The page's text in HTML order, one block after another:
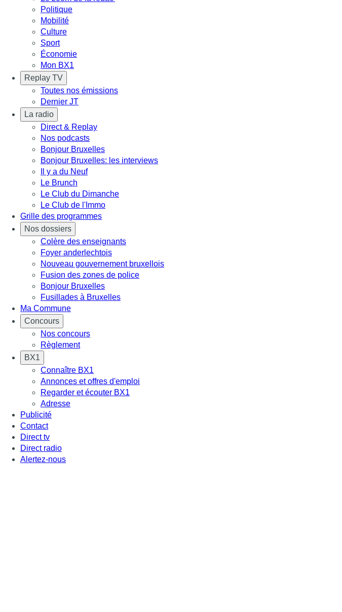
Politique
Mobilité
Culture
Sport
Économie
Mon BX1
Replay TV
Toutes nos émissions
Dernier JT
La radio
Direct & Replay
Nos podcasts
Bonjour Bruxelles
Bonjour Bruxelles: les interviews
Il y a du Neuf
Le Brunch
Le Club du Dimanche
Le Club de l'Immo
Grille des programmes
Nos dossiers
Colère des enseignants
Foyer anderlechtois
Nouveau gouvernement bruxellois
Fusion des zones de police
Bonjour Bruxelles
Fusillades à Bruxelles
Ma Commune
Concours
Nos concours
Règlement
BX1
Connaître BX1
Annonces et offres d'emploi
Regarder et écouter BX1
Adresse
Publicité
Contact
Direct tv
Direct radio
Alertez-nous